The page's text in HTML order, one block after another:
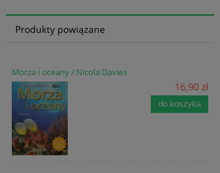
Produkty powiązane
Morza i oceany / Nicola Davies
16,90 zł
do koszyka